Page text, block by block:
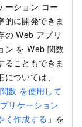
ーション コー
的に開発できま
の Web アプリ
ン を Web 関数
ることもできま
については、
数 を使用して
リケーション
く作成する 」を